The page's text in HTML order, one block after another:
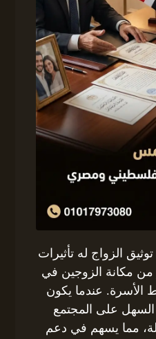
الزواج له تأثيرات
من مكانة الزوجين في
الأسرة. عندما يكون
السهل على المجتمع
مما يسهم في دعم